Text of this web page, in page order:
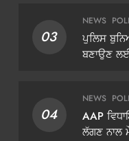
03
NEWS
ਪੁਲਿਸ
ਬਣਾਉਣ
04
NEWS
AAP
ਲੱਗਣ ਨਾਲ